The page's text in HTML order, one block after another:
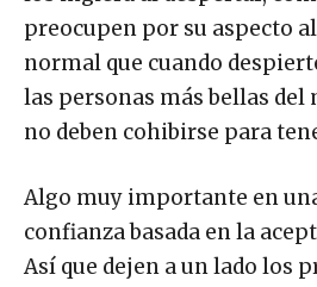
preocupen por su aspecto
normal que cuando
las personas más bellas del
no deben cohibirse para
Algo muy importante en
confianza basada en la
Así que dejen a un lado los